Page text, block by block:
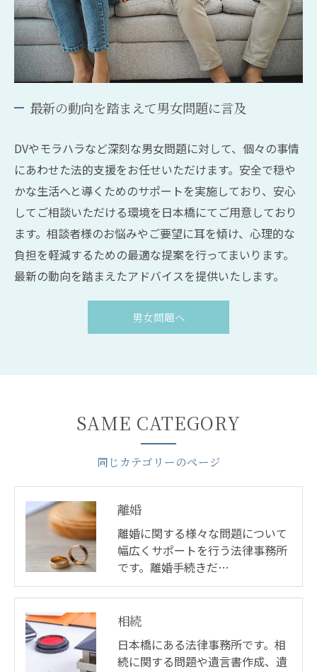
最新の動向を踏まえて男女問題に言及
DVやモラハラなど深刻な男女問題に対して、個々の事情
にあわせた法的支援をお任せいただけます。安全で穏や
かな生活へと導くためのサポートを実施しており、安心
してご相談いただける環境を日本橋にてご用意しており
ます。相談者様のお悩みやご要望に耳を傾け、心理的な
負担を軽減するための最適な提案を行ってまいります。
最新の動向を踏まえたアドバイスを提供いたします。
男女問題へ
同じカテゴリーのページ
SAME CATEGORY
離婚
離婚に関する様々な問題について
幅広くサポートを行う法律事務所
です。離婚手続きだ…
相続
日本橋にある法律事務所です。相
続に関する問題や遺言書作成、遺